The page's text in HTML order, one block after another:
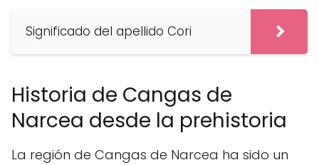
Significado del apellido Cori
Historia de Cangas de
Narcea desde la prehistoria
La región de Cangas de Narcea ha sido un